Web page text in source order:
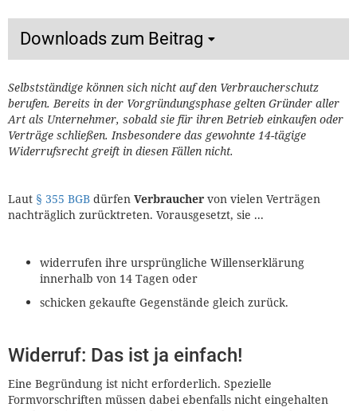
Downloads zum Beitrag
Selbstständige können sich nicht auf den Verbraucherschutz
berufen. Bereits in der Vorgründungsphase gelten Gründer aller
Art als Unternehmer, sobald sie für ihren Betrieb einkaufen oder
Verträge schließen. Insbesondere das gewohnte 14-tägige
Widerrufsrecht greift in diesen Fällen nicht.
Laut § 355 BGB dürfen Verbraucher von vielen Verträgen
nachträglich zurücktreten. Vorausgesetzt, sie ...
widerrufen ihre ursprüngliche Willenserklärung
innerhalb von 14 Tagen oder
schicken gekaufte Gegenstände gleich zurück.
Widerruf: Das ist ja einfach!
Eine Begründung ist nicht erforderlich. Spezielle
Formvorschriften müssen dabei ebenfalls nicht eingehalten